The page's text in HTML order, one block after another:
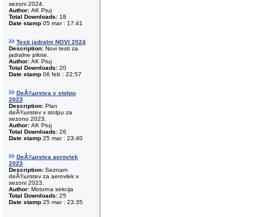
sezoni 2024.
Author: AK Ptuj
Total Downloads: 18
Date stamp 05 mar : 17:41
Testi jadralni NOVI 2024
Description: Novi testi za
jadralne pilote.
Author: AK Ptuj
Total Downloads: 20
Date stamp 06 feb : 22:57
DeÅ¾urstva v stolpu
2023
Description: Plan
deÅ¾urstev v stolpu za
sezono 2023.
Author: AK Ptuj
Total Downloads: 26
Date stamp 25 mar : 23:40
DeÅ¾urstva aerovlek
2023
Description: Seznam
deÅ¾urstev za aerovlek v
sezoni 2023.
Author: Motorna sekcija
Total Downloads: 25
Date stamp 25 mar : 23:35